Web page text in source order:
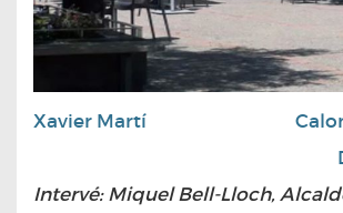
Xavier Martí
Intervé: Miquel Bell-Lloch,